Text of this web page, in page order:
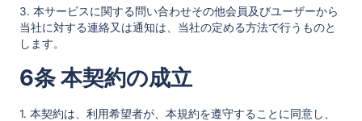
3. 本サービスに関する問い合わせその他会員及びユーザーから
当社に対する連絡又は通知は、当社の定める方法で行うものと
します。
6条 本契約の成立
1. 本契約は、利用希望者が、本規約を遵守することに同意し、